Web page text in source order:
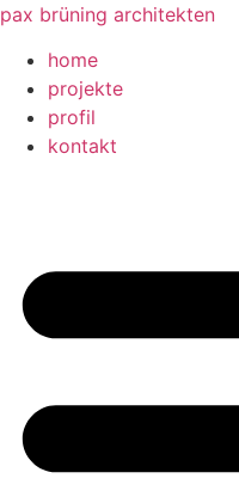
Zum
springen
pax brüning architekten
home
projekte
profil
kontakt